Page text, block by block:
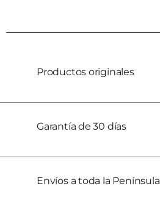
Productos originales
Garantía de 30 días
Envíos a toda la Península